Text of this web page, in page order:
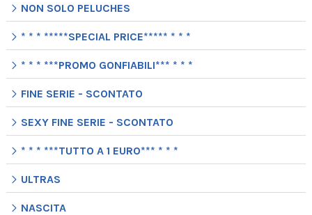
NON SOLO PELUCHES
* * * *****SPECIAL PRICE***** * * *
* * * ***PROMO GONFIABILI*** * * *
FINE SERIE - SCONTATO
SEXY FINE SERIE - SCONTATO
* * * ***TUTTO A 1 EURO*** * * *
ULTRAS
NASCITA